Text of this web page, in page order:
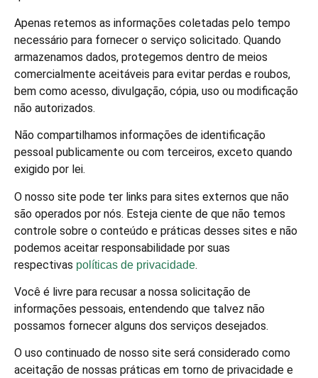
Apenas retemos as informações coletadas pelo tempo
necessário para fornecer o serviço solicitado. Quando
armazenamos dados, protegemos dentro de meios
comercialmente aceitáveis ​​para evitar perdas e roubos,
bem como acesso, divulgação, cópia, uso ou modificação
não autorizados.
Não compartilhamos informações de identificação
pessoal publicamente ou com terceiros, exceto quando
exigido por lei.
O nosso site pode ter links para sites externos que não
são operados por nós. Esteja ciente de que não temos
controle sobre o conteúdo e práticas desses sites e não
podemos aceitar responsabilidade por suas
respectivas políticas de privacidade.
Você é livre para recusar a nossa solicitação de
informações pessoais, entendendo que talvez não
possamos fornecer alguns dos serviços desejados.
O uso continuado de nosso site será considerado como
aceitação de nossas práticas em torno de privacidade e